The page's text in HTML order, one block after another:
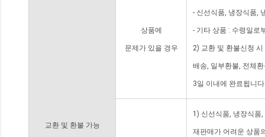
교환 및 환불 가능
상품에
문제가 있을 경우
- 신선식품, 냉장식품,
- 기타 상품 : 수령일로
2) 교환 및 환불신청
배송, 일부환불, 전체
3일 이내에 완료됩니
1) 신선식품, 냉장식품
재판매가 어려운 상품